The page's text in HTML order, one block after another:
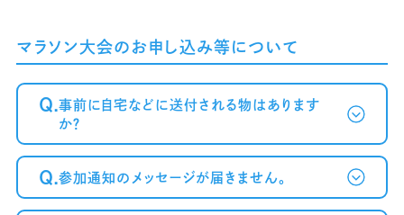
マラソン大会のお申し込み等について
Q.事前に自宅などに送付される物はあります
か？
Q.参加通知のメッセージが届きません。